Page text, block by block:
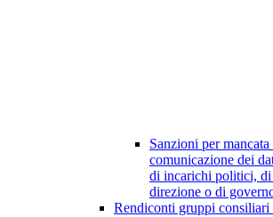
Sanzioni per
comunicazione dei
di incarichi politici, di
direzione o di
Rendiconti gruppi